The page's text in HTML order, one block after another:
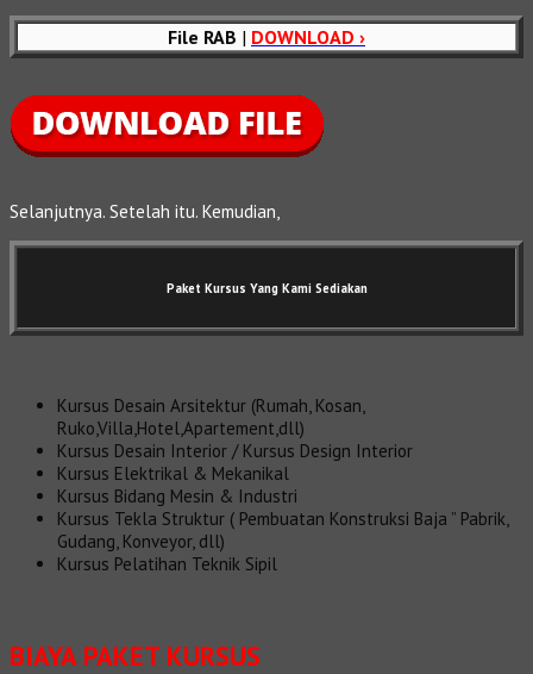
File RAB | DOWNLOAD ›
Selanjutnya. Setelah itu. Kemudian,
Paket Kursus Yang Kami Sediakan
Kursus Desain Arsitektur (Rumah, Kosan,
Ruko,Villa,Hotel,Apartement,dll)
Kursus Desain Interior / Kursus Design Interior
Kursus Elektrikal & Mekanikal
Kursus Bidang Mesin & Industri
Kursus Tekla Struktur ( Pembuatan Konstruksi Baja ” Pabrik,
Gudang, Konveyor, dll)
Kursus Pelatihan Teknik Sipil
BIAYA PAKET KURSUS